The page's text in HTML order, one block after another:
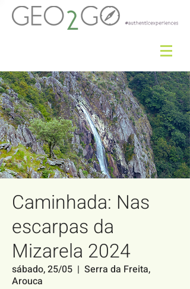
Caminhada: Nas
escarpas da
Mizarela 2024
sábado, 25/05
  |
Serra da Freita,
Arouca